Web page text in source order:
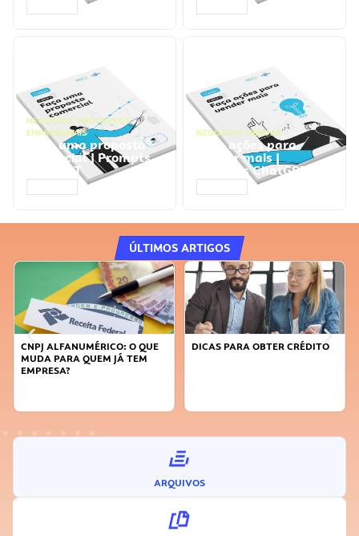
NEGÓCIOS, PROCESSOS
EMPRESARIAIS
Faça uma proposta
comercial | Prompts
ChatGPT
NEGÓCIOS, VENDAS
Faça ações para
vender mais |
Prompts ChatGPT
ÚLTIMOS ARTIGOS
CNPJ ALFANUMÉRICO: O QUE
MUDA PARA QUEM JÁ TEM
EMPRESA?
DICAS PARA OBTER CRÉDITO
ARQUIVOS